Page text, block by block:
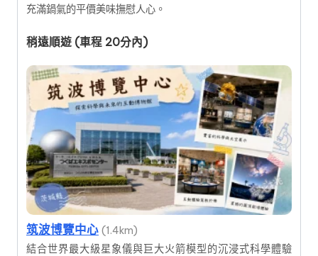
充滿鍋氣的平價美味撫慰人心。
稍遠順遊 (車程 20分內)
筑波博覽中心 (1.4km)
結合世界最大級星象儀與巨大火箭模型的沉浸式科學體驗